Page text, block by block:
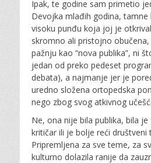
Ipak, te godine sam primetio
Devojka mlađih godina, tamne
visoku punđu koja joj je
skromno ali pristojno
pažnju kao “nova publika”, ni
jedan od preko pedeset
debata), a najmanje jer je
uredno složena ortopedska
nego zbog svog atkivnog
Ne, ona nije bila publika, bila
kritičar ili je bolje reći društveni
Pripremljena za sve teme, za
kulturno dolazila ranije da